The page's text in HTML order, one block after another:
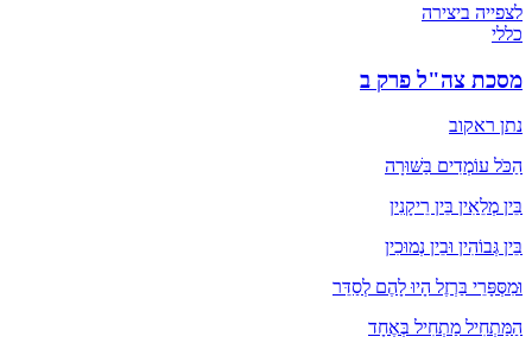
לצפייה ביצירה
כללי
מסכת צה"ל פרק ב
נתן ראקוב
הַכֹּל עוֹמְדִים בַּשּׁוּרָה
בֵּין מְלֵאִין בֵּין רֵיקָנִין
בֵּין גְּבוֹהִין וּבֵין נְמוּכִין
וּמִסְּפָּרֵי בַּרְזֶל הָיוּ לָהֶם לְסַדֵּר
הַמַּתְחִיל מַתְחִיל בְּאֶחָד